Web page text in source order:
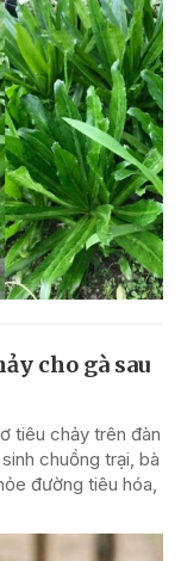
cho gà sau
tiêu chảy trên đàn
chuồng trại, bà
đường tiêu hóa,